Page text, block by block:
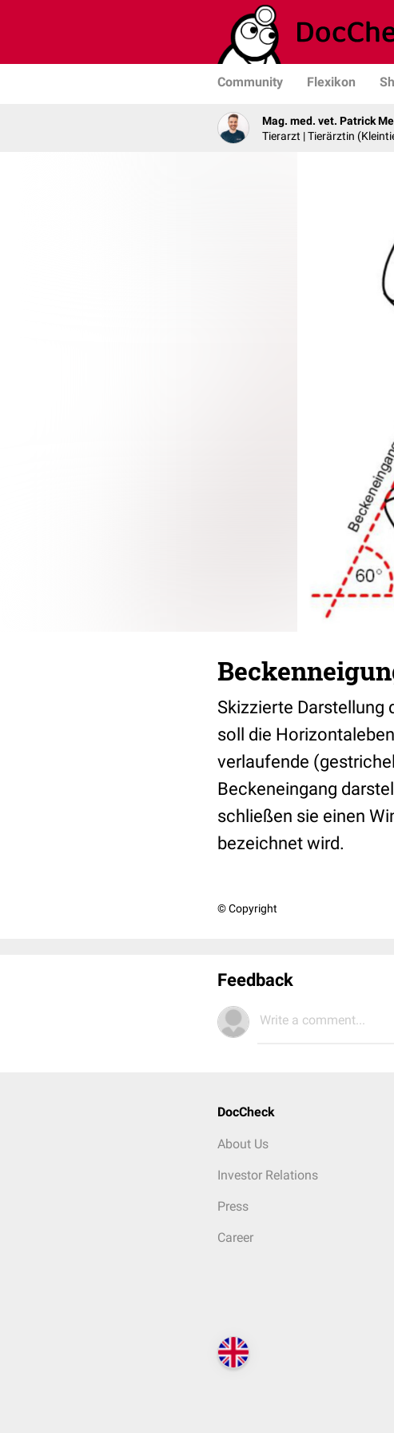
Community Flexikon
Mag. med. vet. Patrick
Tierarzt | Tierärztin
Skizzierte Darstellung
soll die
verlaufende
Beckeneingang
schließen sie einen
bezeichnet wird.
© Copyright
Feedback
Write a comment...
DocCheck
About Us
Investor Relations
Press
Career